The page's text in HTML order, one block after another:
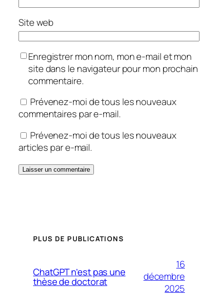
Site web
Enregistrer mon nom, mon e-mail et mon
site dans le navigateur pour mon prochain
commentaire.
Prévenez-moi de tous les nouveaux
commentaires par e-mail.
Prévenez-moi de tous les nouveaux
articles par e-mail.
PLUS DE PUBLICATIONS
ChatGPT n’est pas une
thèse de doctorat
16
décembre
2025